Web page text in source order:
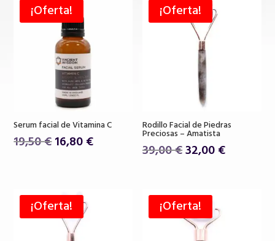
¡Oferta!
Serum facial de Vitamina C
19,50€El
19,50 €.
16,80€El
¡Oferta!
Rodillo Facial de Piedras
Preciosas – Amatista
39,00€El
era:
39,00 €.
32,00€El
¡Oferta! ¡Oferta!